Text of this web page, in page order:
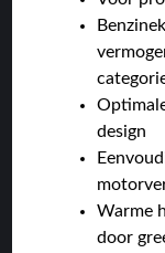
design
Warme
door